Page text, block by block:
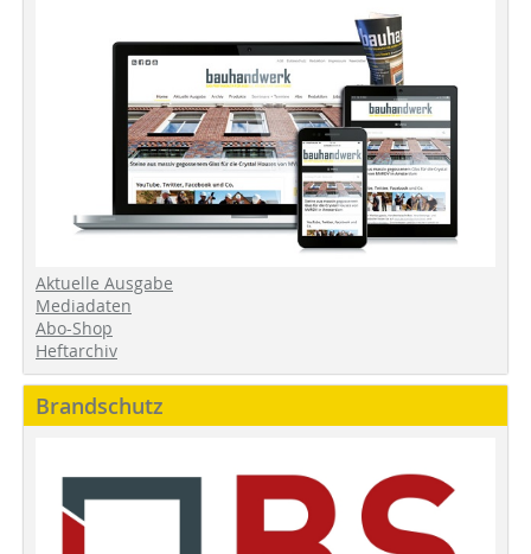
Aktuelle Ausgabe
Mediadaten
Abo-Shop
Heftarchiv
Brandschutz